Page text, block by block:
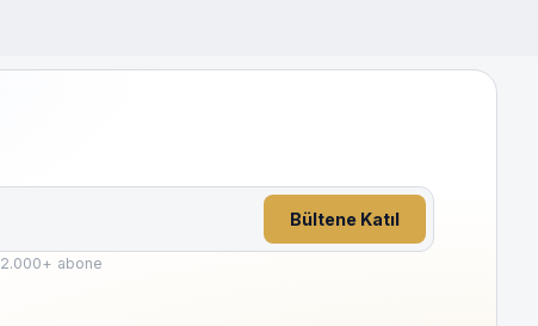
Bültene Katıl
2.000+ abone